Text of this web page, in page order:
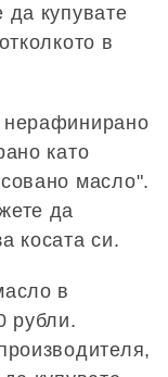
купувате
в
нерафинирано
като
масло".
да
косата си.
в
рубли.